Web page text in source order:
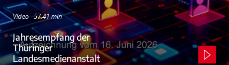
Video - 57:41 min
Jahresempfang der
Thüringer
Landesmedienanstalt